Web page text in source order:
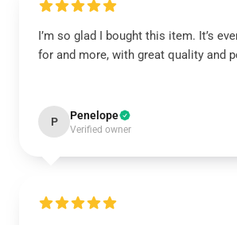
I’m so glad I bought this item. It’s
for and more, with great quality and
P Penelope
Verified owner